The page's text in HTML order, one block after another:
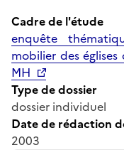
Cadre de l'étude
enquête
mobilier des églises
MH
Type de dossier
dossier individuel
Date de rédaction
2003